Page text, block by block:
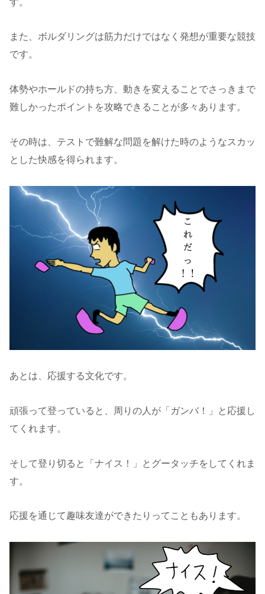
また、ボルダリングは筋力だけではなく発想が重要な競技
です。
体勢やホールドの持ち方、動きを変えることでさっきまで
難しかったポイントを攻略できることが多々あります。
その時は、テストで難解な問題を解けた時のようなスカッ
とした快感を得られます。
あとは、応援する文化です。
頑張って登っていると、周りの人が「ガンバ！」と応援し
てくれます。
そして登り切ると「ナイス！」とグータッチをしてくれま
す。
応援を通じて趣味友達ができたりってこともあります。